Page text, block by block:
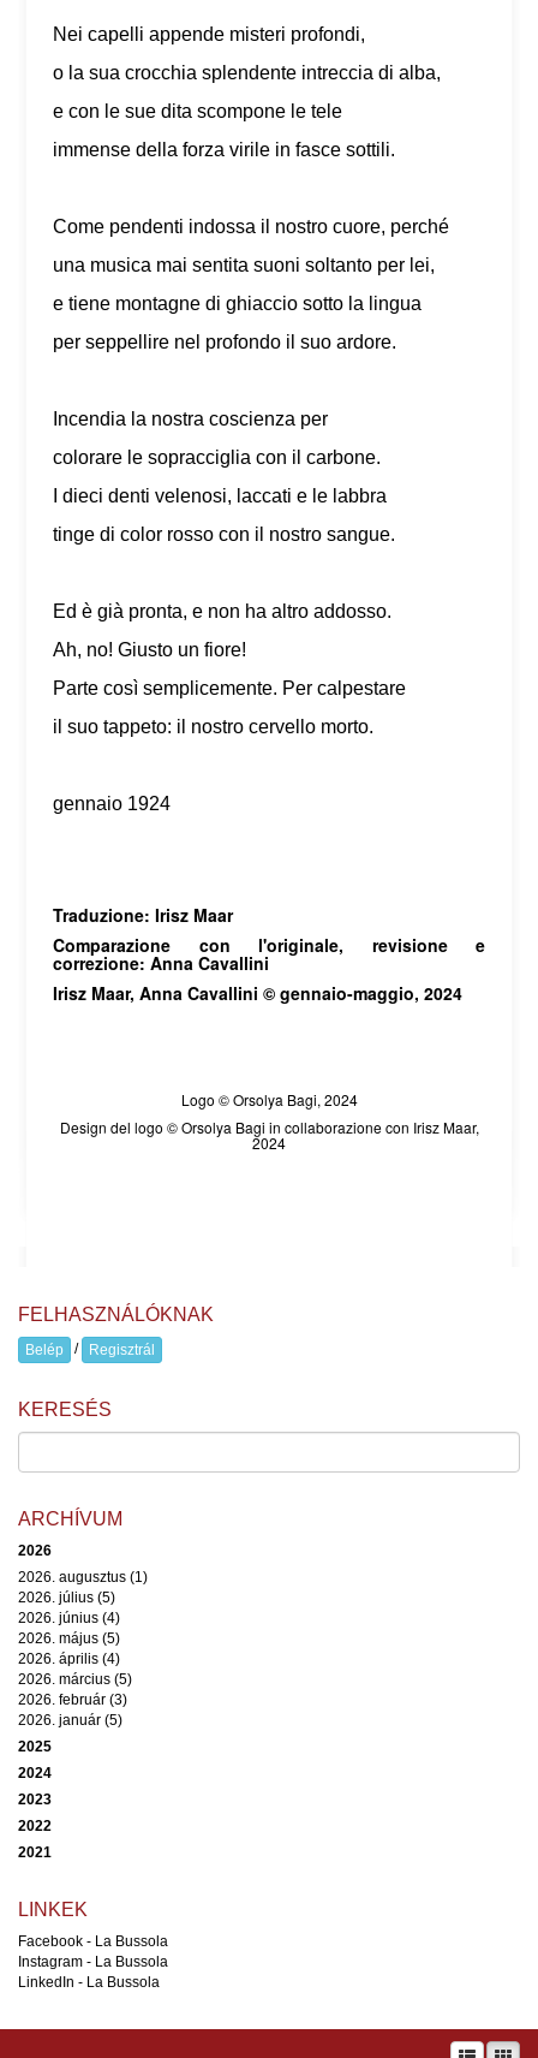
Nei capelli appende misteri profondi,
o la sua crocchia splendente intreccia di alba,
e con le sue dita scompone le tele
immense della forza virile in fasce sottili.
Come pendenti indossa il nostro cuore, perché
una musica mai sentita suoni soltanto per lei,
e tiene montagne di ghiaccio sotto la lingua
per seppellire nel profondo il suo ardore.
Incendia la nostra coscienza per
colorare le sopracciglia con il carbone.
I dieci denti velenosi, laccati e le labbra
tinge di color rosso con il nostro sangue.
Ed è già pronta, e non ha altro addosso.
Ah, no! Giusto un fiore!
Parte così semplicemente. Per calpestare
il suo tappeto: il nostro cervello morto.
gennaio 1924
Traduzione: Irisz Maar
Comparazione con l'originale, revisione e
correzione: Anna Cavallini
Irisz Maar, Anna Cavallini © gennaio-maggio, 2024
Logo © Orsolya Bagi, 2024
Design del logo © Orsolya Bagi in collaborazione con Irisz Maar,
2024
FELHASZNÁLÓKNAK
Belép / Regisztrál
KERESÉS
ARCHÍVUM
2026
2026. augusztus (1)
2026. július (5)
2026. június (4)
2026. május (5)
2026. április (4)
2026. március (5)
2026. február (3)
2026. január (5)
2025
2024
2023
2022
2021
LINKEK
Facebook - La Bussola
Instagram - La Bussola
LinkedIn - La Bussola